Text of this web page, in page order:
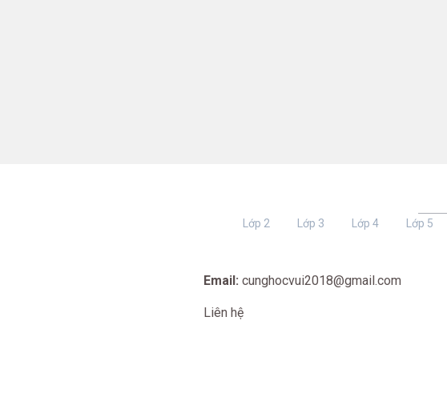
Lớp 2 Lớp 3 Lớp 4 Lớp 5
Email: cunghocvui2018@gmail.com
Liên hệ